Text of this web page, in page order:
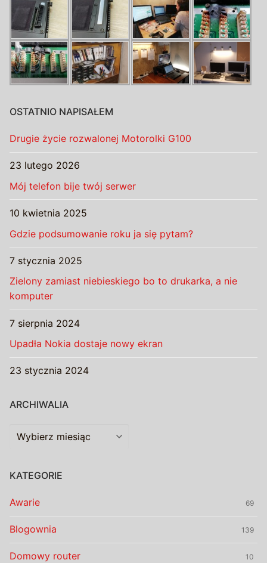
OSTATNIO NAPISAŁEM
Drugie życie rozwalonej Motorolki G100
23 lutego 2026
Mój telefon bije twój serwer
10 kwietnia 2025
Gdzie podsumowanie roku ja się pytam?
7 stycznia 2025
Zielony zamiast niebieskiego bo to drukarka, a nie
komputer
7 sierpnia 2024
Upadła Nokia dostaje nowy ekran
23 stycznia 2024
ARCHIWALIA
Archiwalia
KATEGORIE
Awarie 69
Blogownia 139
Domowy router 10